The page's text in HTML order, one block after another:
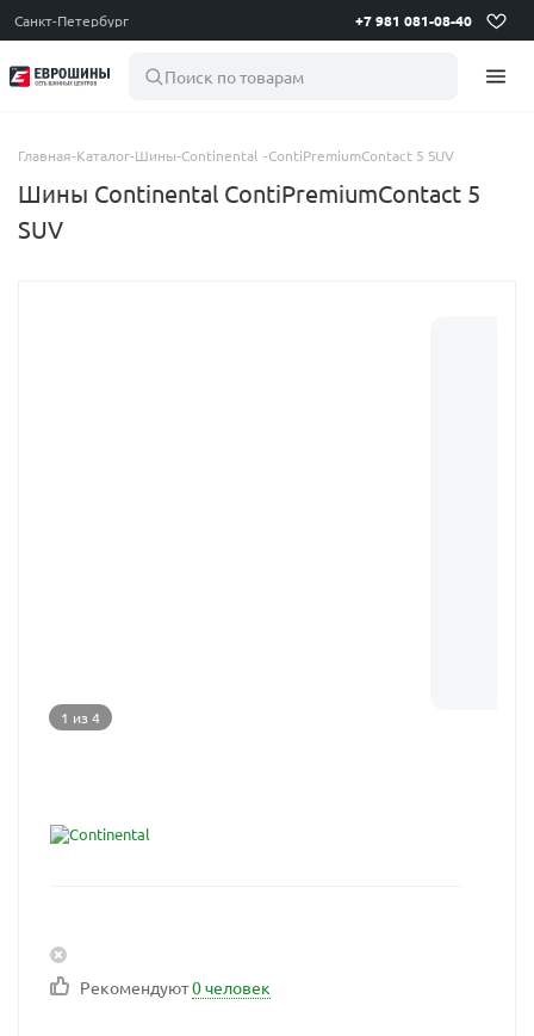
Санкт-Петербург +7 981 081-08-40
Поиск по товарам
Главная-Каталог-Шины-Continental -ContiPremiumContact 5 SUV
Шины Continental ContiPremiumContact 5
SUV
1 из 4
Рекомендуют0 человек